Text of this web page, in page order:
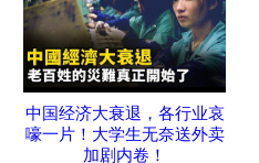
中国经济大衰退，各行业哀
嚎一片！大学生无奈送外卖
加剧内卷！